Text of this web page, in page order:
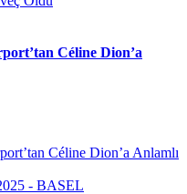
Céline Dion’a
- BASEL